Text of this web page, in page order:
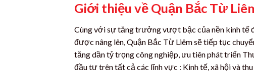
Giới thiệu về Quận Bắc Từ
Cùng với sự tăng trưởng vượt bậc của nền kinh tế
được nâng lên, Quận Bắc Từ Liêm sẽ tiếp tục
tăng dần tỷ trọng công nghiệp, ưu tiên phát triển
đầu tư trên tất cả các lĩnh vực : Kinh tế, xã hội và